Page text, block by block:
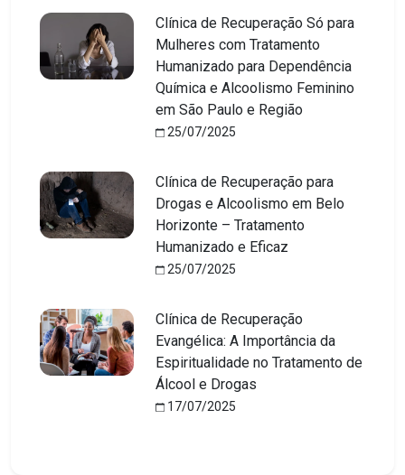
Clínica de Recuperação Só para
Mulheres com Tratamento
Humanizado para Dependência
Química e Alcoolismo Feminino
em São Paulo e Região
25/07/2025
Clínica de Recuperação para
Drogas e Alcoolismo em Belo
Horizonte – Tratamento
Humanizado e Eficaz
25/07/2025
Clínica de Recuperação
Evangélica: A Importância da
Espiritualidade no Tratamento de
Álcool e Drogas
17/07/2025